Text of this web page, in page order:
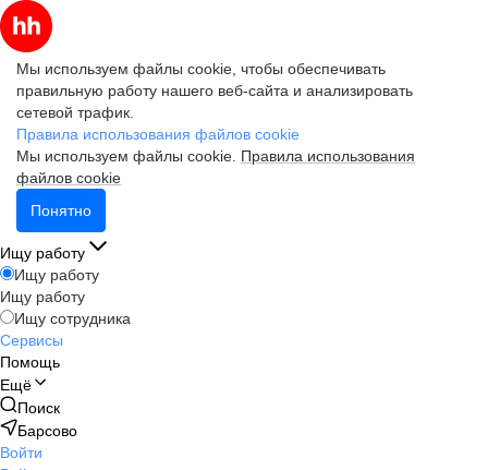
Мы используем файлы cookie, чтобы обеспечивать
правильную работу нашего веб-сайта и анализировать
сетевой трафик.
Правила использования файлов cookie
Мы используем файлы cookie. Правила использования
файлов cookie
Понятно
Ищу работу
Ищу работу
Ищу работу
Ищу сотрудника
Сервисы
Помощь
Ещё
Поиск
Барсово
Войти